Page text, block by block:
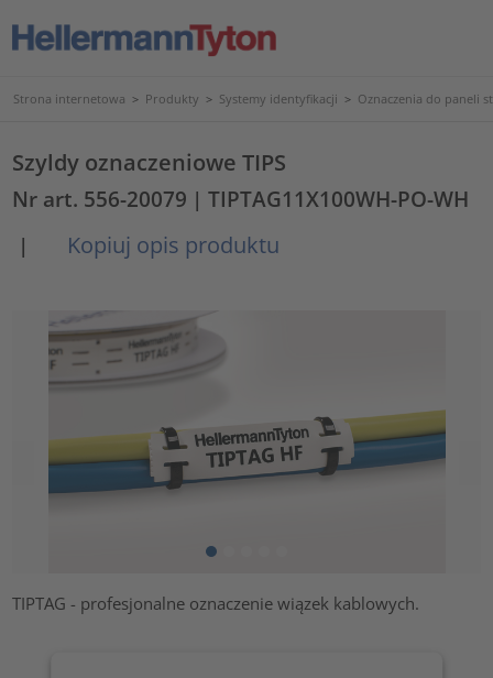
Strona internetowa > Produkty > Systemy identyfikacji > Oznaczenia do paneli
Szyldy oznaczeniowe TIPS
Nr art. 556-20079 | TIPTAG11X100WH-PO-WH
|
Kopiuj opis produktu
TIPTAG - profesjonalne oznaczenie wiązek kablowych.